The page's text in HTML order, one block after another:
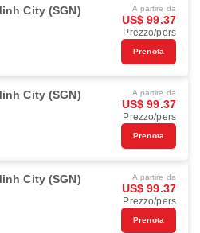
City (SGN) A partire da
US$ 99.37
Prezzo/pers
Prenota
City (SGN) A partire da
US$ 99.37
Prezzo/pers
Prenota
City (SGN) A partire da
US$ 99.37
Prezzo/pers
Prenota